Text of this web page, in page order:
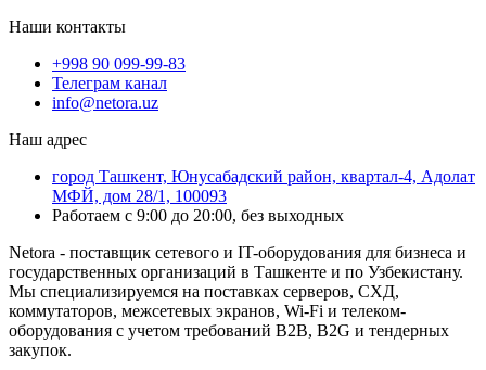
Наши контакты
+998 90 099-99-83
Телеграм канал
info@netora.uz
Наш адрес
город Ташкент, Юнусабадский район, квартал-4, Адолат
МФЙ, дом 28/1, 100093
Работаем с 9:00 до 20:00, без выходных
Netora - поставщик сетевого и IT-оборудования для бизнеса и
государственных организаций в Ташкенте и по Узбекистану.
Мы специализируемся на поставках серверов, СХД,
коммутаторов, межсетевых экранов, Wi-Fi и телеком-
оборудования с учетом требований B2B, B2G и тендерных
закупок.